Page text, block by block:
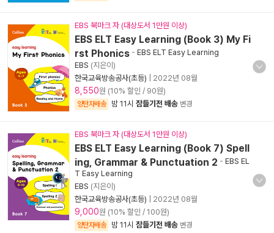
EBS 북마크 자 (대상도서 1만원 이상)
EBS ELT Easy Learning (Book 3) My Fi
rst Phonics - EBS ELT Easy Learning
EBS (지은이)
한국교육방송공사(초등)
2022년 08월
8,550원 (10% 할인 / 90원)
양탄자배송 밤 11시 잠들기전 배송 변경
EBS 북마크 자 (대상도서 1만원 이상)
EBS ELT Easy Learning (Book 7) Spell
ing, Grammar & Punctuation 2 - EBS EL
T Easy Learning
EBS (지은이)
한국교육방송공사(초등)
2022년 08월
9,000원 (10% 할인 / 100원)
양탄자배송 밤 11시 잠들기전 배송 변경